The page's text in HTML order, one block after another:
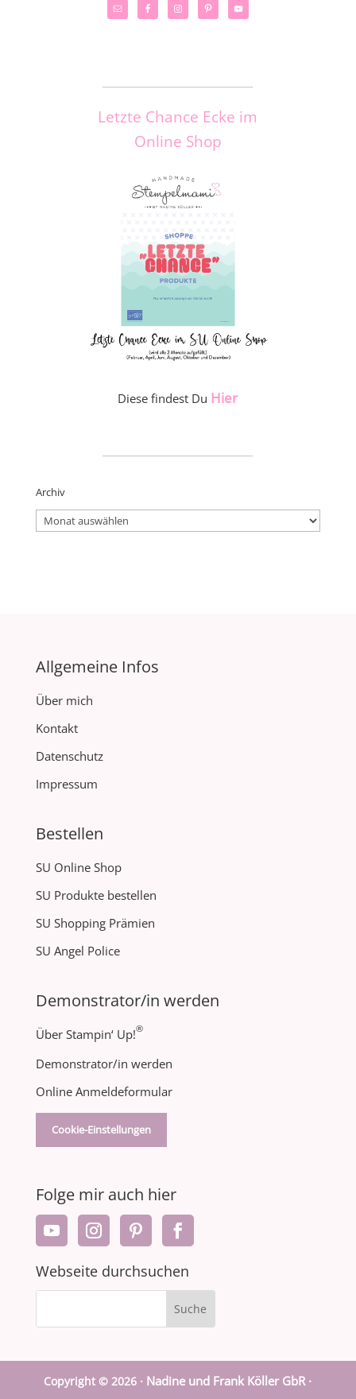
Letzte Chance Ecke im
Online Shop
Diese findest Du Hier
Archiv
Archiv
Allgemeine Infos
Über mich
Kontakt
Datenschutz
Impressum
Bestellen
SU Online Shop
SU Produkte bestellen
SU Shopping Prämien
SU Angel Police
Demonstrator/in werden
Über Stampin‘ Up!®
Demonstrator/in werden
Online Anmeldeformular
Cookie-Einstellungen
Folge mir auch hier
Webseite durchsuchen
Copyright © 2026 · Nadine und Frank Köller GbR ·